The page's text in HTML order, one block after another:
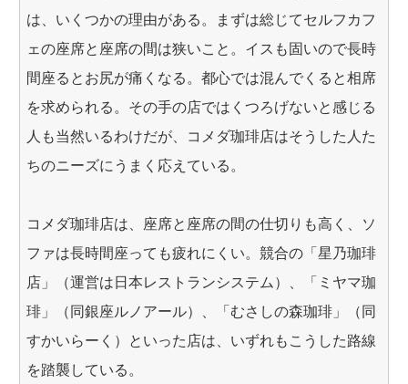
は、いくつかの理由がある。まずは総じてセルフカフ
ェの座席と座席の間は狭いこと。イスも固いので長時
間座るとお尻が痛くなる。都心では混んでくると相席
を求められる。その手の店ではくつろげないと感じる
人も当然いるわけだが、コメダ珈琲店はそうした人た
ちのニーズにうまく応えている。
コメダ珈琲店は、座席と座席の間の仕切りも高く、ソ
ファは長時間座っても疲れにくい。競合の「星乃珈琲
店」（運営は日本レストランシステム）、「ミヤマ珈
琲」（同銀座ルノアール）、「むさしの森珈琲」（同
すかいらーく）といった店は、いずれもこうした路線
を踏襲している。